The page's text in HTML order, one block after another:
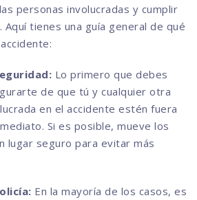
personas involucradas y cumplir
Aquí tienes una guía general de qué
Lo primero que debes
de que tú y cualquier otra
en el accidente estén fuera
Si es posible, mueve los
lugar seguro para evitar más
En la mayoría de los casos, es